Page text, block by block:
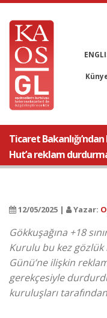
Ticaret
Hut’a reklam
12/05/2025 | Yazar:
Gökkuşağına +18
Kurulu bu kez gözlük
Günü’ne ilişkin
gerekçesiyle
kuruluşları